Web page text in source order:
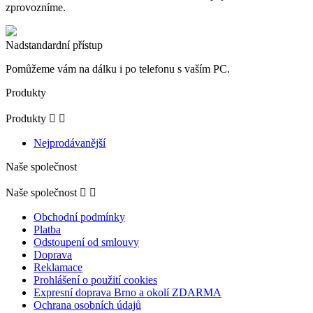
zprovozníme.
Nadstandardní přístup
Pomůžeme vám na dálku i po telefonu s vaším PC.
Produkty
Produkty  
Nejprodávanější
Naše společnost
Naše společnost  
Obchodní podmínky
Platba
Odstoupení od smlouvy
Doprava
Reklamace
Prohlášení o použití cookies
Expresní doprava Brno a okolí ZDARMA
Ochrana osobních údajů